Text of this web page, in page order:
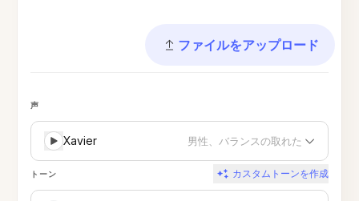
ファイルをアップロード
声
Xavier 男性、バランスの取れた
トーン カスタムトーンを作成